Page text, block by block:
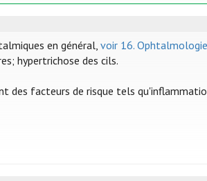
en général,voir 16. Ophtalmologie
hypertrichose des cils.
facteurs de risque tels